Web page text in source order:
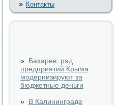
Контакты
» Бахарев: ряд
предприятий Крыма
модернизируют за
бюджетные деньги
» В Калининграде